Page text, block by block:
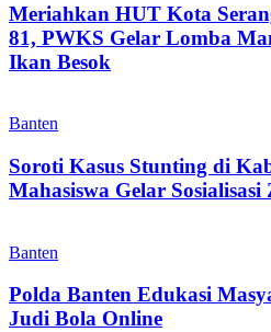
Meriahkan HUT Kota
81, PWKS Gelar Lomba
Ikan Besok
Banten
Soroti Kasus Stunting di
Mahasiswa Gelar
Banten
Polda Banten Edukasi
Judi Bola Online